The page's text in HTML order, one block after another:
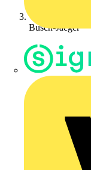
Busch-Jaeger